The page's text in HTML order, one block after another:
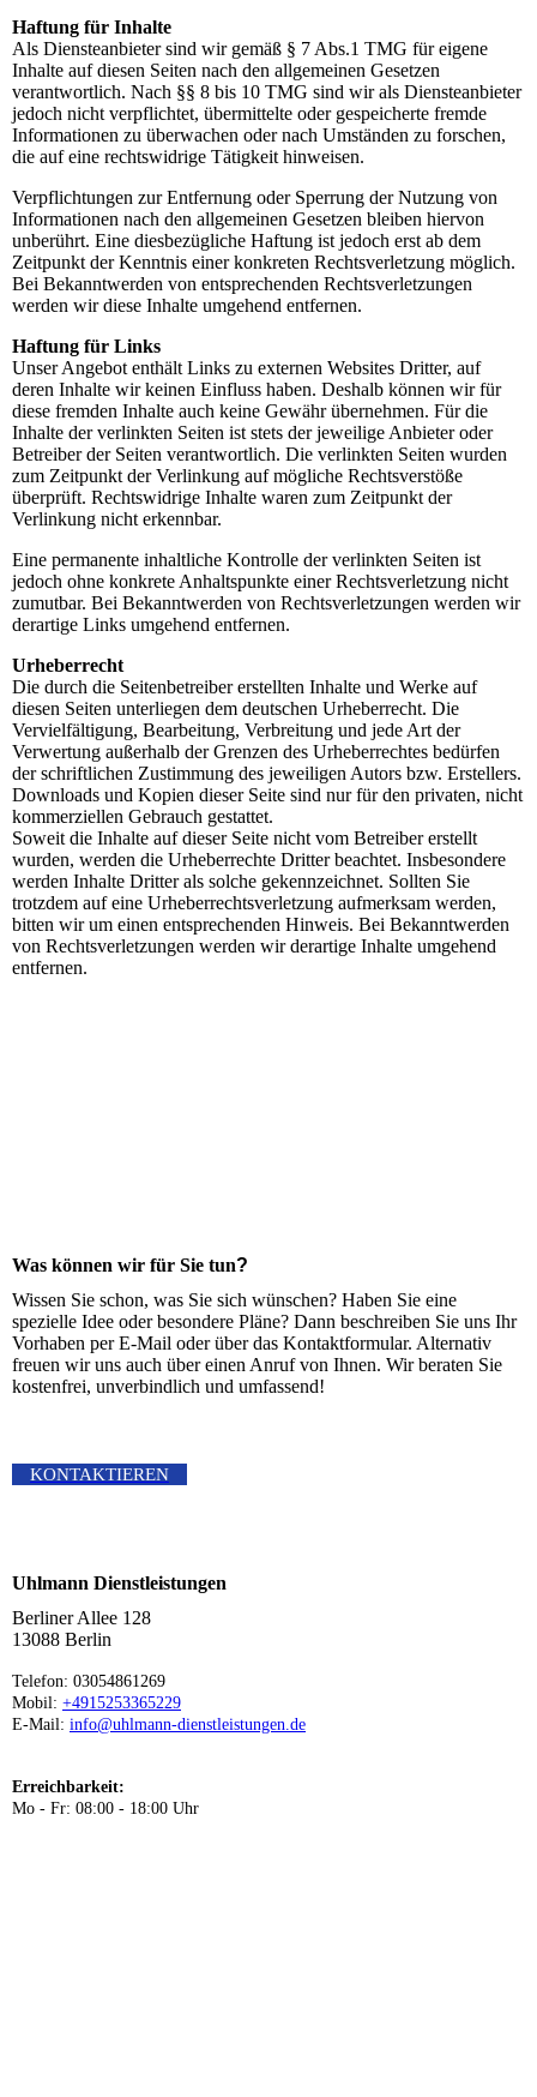
Haftung für Inhalte
Als Diensteanbieter sind wir gemäß § 7 Abs.1 TMG für eigene
Inhalte auf diesen Seiten nach den allgemeinen Gesetzen
verantwortlich. Nach §§ 8 bis 10 TMG sind wir als Diensteanbieter
jedoch nicht verpflichtet, übermittelte oder gespeicherte fremde
Informationen zu überwachen oder nach Umständen zu forschen,
die auf eine rechtswidrige Tätigkeit hinweisen.
Verpflichtungen zur Entfernung oder Sperrung der Nutzung von
Informationen nach den allgemeinen Gesetzen bleiben hiervon
unberührt. Eine diesbezügliche Haftung ist jedoch erst ab dem
Zeitpunkt der Kenntnis einer konkreten Rechtsverletzung möglich.
Bei Bekanntwerden von entsprechenden Rechtsverletzungen
werden wir diese Inhalte umgehend entfernen.
Haftung für Links
Unser Angebot enthält Links zu externen Websites Dritter, auf
deren Inhalte wir keinen Einfluss haben. Deshalb können wir für
diese fremden Inhalte auch keine Gewähr übernehmen. Für die
Inhalte der verlinkten Seiten ist stets der jeweilige Anbieter oder
Betreiber der Seiten verantwortlich. Die verlinkten Seiten wurden
zum Zeitpunkt der Verlinkung auf mögliche Rechtsverstöße
überprüft. Rechtswidrige Inhalte waren zum Zeitpunkt der
Verlinkung nicht erkennbar.
Eine permanente inhaltliche Kontrolle der verlinkten Seiten ist
jedoch ohne konkrete Anhaltspunkte einer Rechtsverletzung nicht
zumutbar. Bei Bekanntwerden von Rechtsverletzungen werden wir
derartige Links umgehend entfernen.
Urheberrecht
Die durch die Seitenbetreiber erstellten Inhalte und Werke auf
diesen Seiten unterliegen dem deutschen Urheberrecht. Die
Vervielfältigung, Bearbeitung, Verbreitung und jede Art der
Verwertung außerhalb der Grenzen des Urheberrechtes bedürfen
der schriftlichen Zustimmung des jeweiligen Autors bzw. Erstellers.
Downloads und Kopien dieser Seite sind nur für den privaten, nicht
kommerziellen Gebrauch gestattet.
Soweit die Inhalte auf dieser Seite nicht vom Betreiber erstellt
wurden, werden die Urheberrechte Dritter beachtet. Insbesondere
werden Inhalte Dritter als solche gekennzeichnet. Sollten Sie
trotzdem auf eine Urheberrechtsverletzung aufmerksam werden,
bitten wir um einen entsprechenden Hinweis. Bei Bekanntwerden
von Rechtsverletzungen werden wir derartige Inhalte umgehend
entfernen.
Was können wir für Sie tun?
Wissen Sie schon, was Sie sich wünschen? Haben Sie eine
spezielle Idee oder besondere Pläne? Dann beschreiben Sie uns Ihr
Vorhaben per E-Mail oder über das Kontaktformular. Alternativ
freuen wir uns auch über einen Anruf von Ihnen. Wir beraten Sie
kostenfrei, unverbindlich und umfassend!
KONTAKTIEREN
Uhlmann Dienstleistungen
Berliner Allee 128
13088 Berlin
Telefon: 03054861269
Mobil: +4915253365229
E-Mail: info@uhlmann-dienstleistungen.de
Erreichbarkeit:
Mo - Fr: 08:00 - 18:00 Uhr